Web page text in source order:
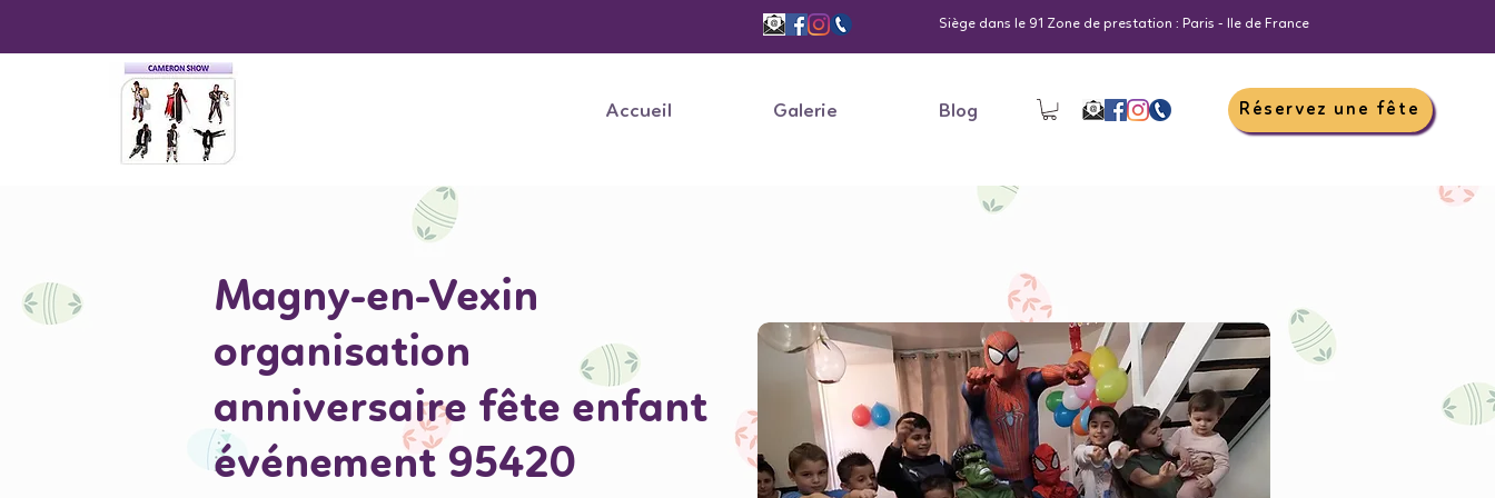
Siège dans le 91 Zone de prestation : Paris - Ile de France
Accueil Galerie Blog Réservez une fête
Magny-en-Vexin
organisation
anniversaire fête enfant
événement 95420